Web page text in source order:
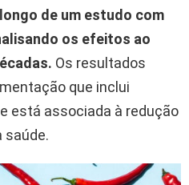
de um estudo com
os efeitos ao
Os resultados
que inclui
está associada à redução
saúde.